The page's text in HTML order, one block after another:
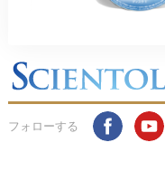
フォローする